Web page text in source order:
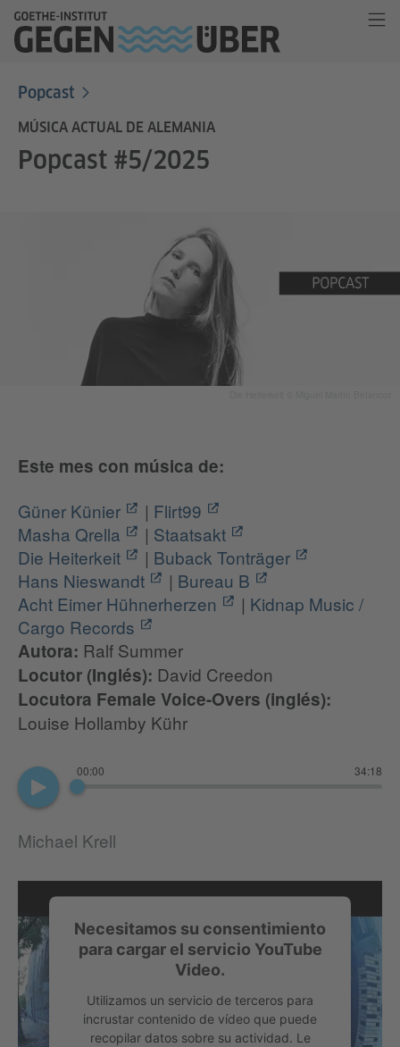
Popcast
MÚSICA ACTUAL DE ALEMANIA
Popcast #5/2025
Este mes con música de:
Güner Künier
| Flirt99
Masha Qrella
| Staatsakt
Die Heiterkeit
| Buback Tonträger
Hans Nieswandt
| Bureau B
Acht Eimer Hühnerherzen
| Kidnap Music /
Cargo Records
Autora: Ralf Summer
Locutor (Inglés): David Creedon
Locutora Female Voice-Overs (inglés):
Louise Hollamby Kühr
00:00 34:18
Michael Krell
Necesitamos su consentimiento
para cargar el servicio YouTube
Video.
Utilizamos un servicio de terceros para
incrustar contenido de vídeo que puede
recopilar datos sobre su actividad. Le